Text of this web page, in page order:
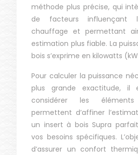
méthode plus précise, qui
de facteurs influençant
chauffage et permettant
estimation plus fiable. La
bois s’exprime en kilowatts
Pour calculer la puissance
plus grande exactitude, il
considérer les
permettent d’affiner
un insert à bois Supra
vos besoins spécifiques.
d’assurer un confort